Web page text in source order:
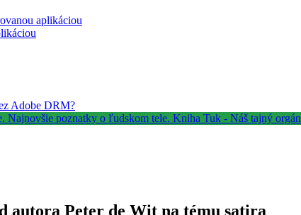
aplikáciou
Adobe DRM?
autora Peter de Wit na tému satira